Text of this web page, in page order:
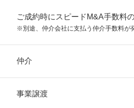
ご成約時にスピードM&A手数料
※別途、仲介会社に支払う仲介手数料が
仲介
事業譲渡